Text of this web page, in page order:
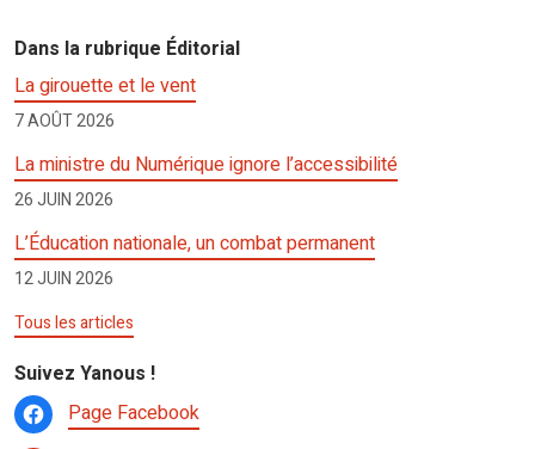
b
o
o
k
er s
A
p
p
n
g
at
Dans la rubrique Éditorial
La girouette et le vent
7 AOÛT 2026
La ministre du Numérique ignore l’accessibilité
26 JUIN 2026
L’Éducation nationale, un combat permanent
12 JUIN 2026
Tous les articles
Suivez Yanous !
Page Facebook